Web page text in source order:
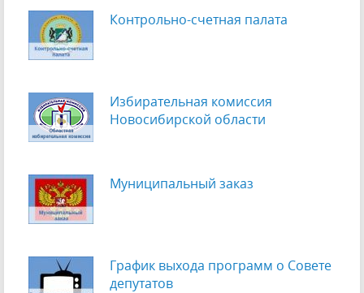
Контрольно-счетная палата
Избирательная комиссия
Новосибирской области
Муниципальный заказ
График выхода программ о Cовете
депутатов